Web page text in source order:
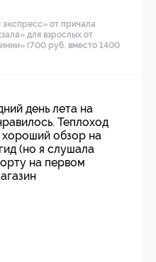
от причала
для взрослых от
(700 руб. вместо 1400
день лета на
Теплоход
обзор на
(но я слушала
на первом